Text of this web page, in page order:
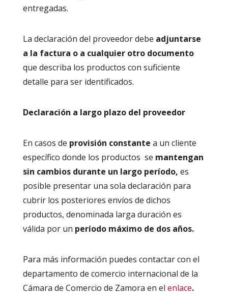
entregadas.
La declaración del proveedor debe adjuntarse
a la factura o a cualquier otro documento
que describa los productos con suficiente
detalle para ser identificados.
Declaración a largo plazo del proveedor
En casos de provisión constante a un cliente
específico donde los productos se mantengan
sin cambios durante un largo período, es
posible presentar una sola declaración para
cubrir los posteriores envíos de dichos
productos, denominada larga duración es
válida por un período máximo de dos años.
Para más información puedes contactar con el
departamento de comercio internacional de la
Cámara de Comercio de Zamora en el enlace.